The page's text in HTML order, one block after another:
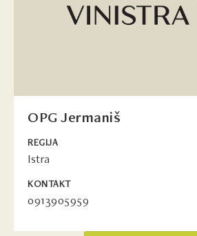
OPG Jermaniš
REGIJA
Istra
KONTAKT
0913905959